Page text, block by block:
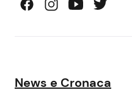
News e Cronaca